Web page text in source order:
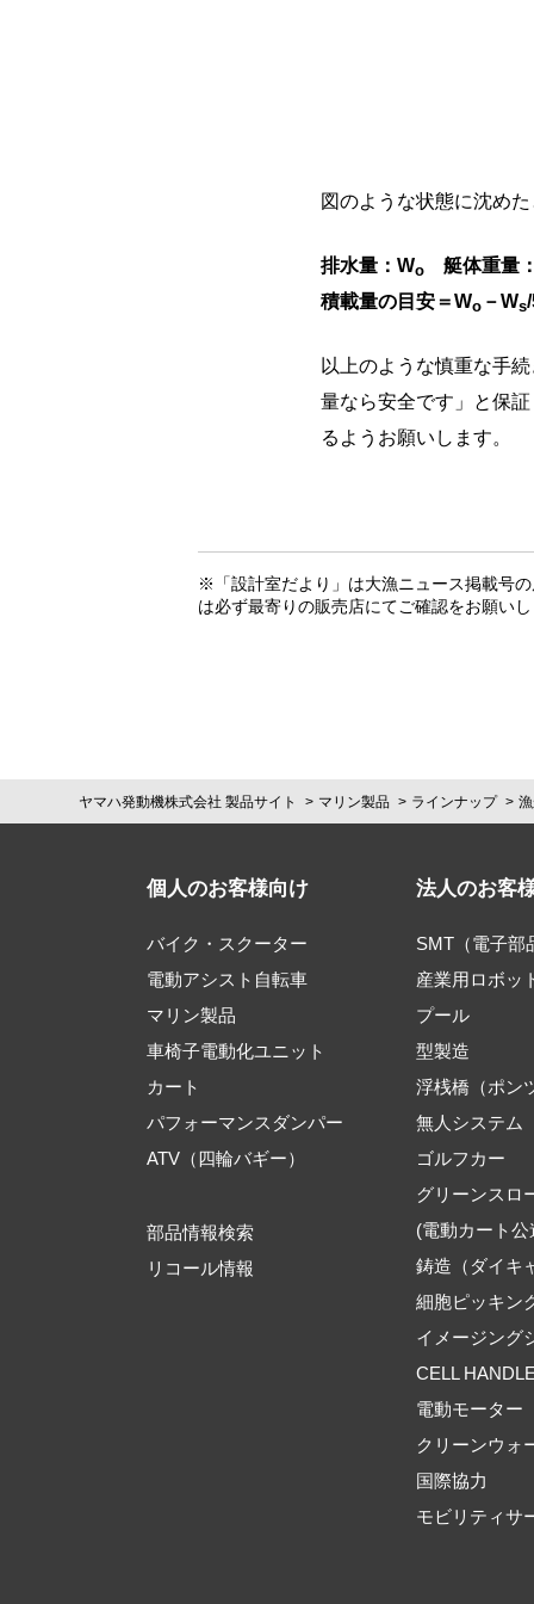
図のような状態に沈め
排水量：Wo 艇体重量
積載量の目安＝Wo －Ws
以上のような慎重な手
量なら安全です」と保
るようお願いします。
※「設計室だより」は大漁ニュース掲載号
は必ず最寄りの販売店にてご確認をお願い
ヤマハ発動機株式会社 製品サイト マリン製品 ラインナップ
個人のお客様向け
バイク・スクーター
電動アシスト自転車
マリン製品
車椅子電動化ユニット
カート
パフォーマンスダンパー
ATV（四輪バギー）
部品情報検索
リコール情報
法人のお客
SMT（電子部
産業用ロボッ
プール
型製造
浮桟橋（ポン
無人システム
ゴルフカー
グリーンスロ
(電動カート
鋳造（ダイキ
細胞ピッキン
イメージング
CELL
電動モーター
クリーンウォ
国際協力
モビリティサ